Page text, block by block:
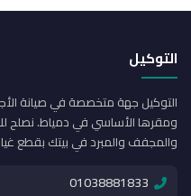
التوكيل
التوكيل جهة متخصصة في صيانة
ومقرها الأساسي في دمياط. نصلح لك
والمجفف والمبرد في بيتك بقطع
01038881833